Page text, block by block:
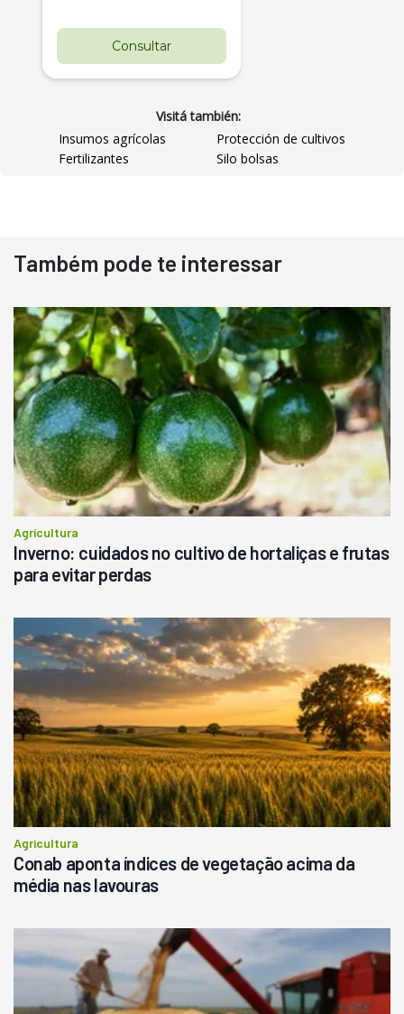
Consultar
Pá Carregadeira Cat 966
Ano 1987
R$ 145.000
Consultar
Visitá también:
Insumos agrícolas
Protección de cultivos
Fertilizantes
Silo bolsas
Também pode te interessar
Agricultura
Inverno: cuidados no cultivo de hortaliças e frutas
para evitar perdas
Agricultura
Conab aponta índices de vegetação acima da
média nas lavouras